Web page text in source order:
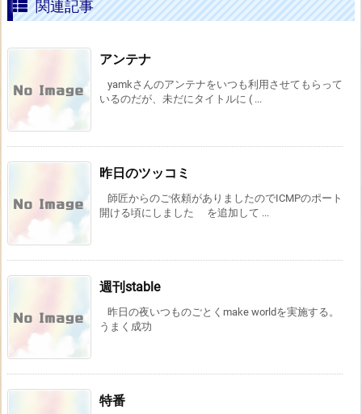
関連記事
アンテナ
yamkさんのアンテナをいつも利用させてもらって
いるのだが、未だにタイトルに ( ...
昨日のツッコミ
師匠からのご依頼がありましたのでICMPのポート
開ける頃にしました を追加して ...
週刊stable
昨日の夜いつものごとくmake worldを実施する。
うまく成功
特番